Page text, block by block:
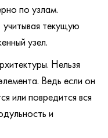
по узлам.
текущую
узел.
Нельзя
Ведь если он
или повредится вся
и